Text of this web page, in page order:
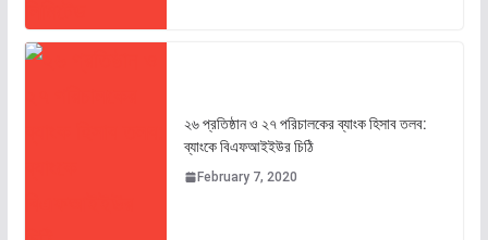
২৬ প্রতিষ্ঠান ও ২৭ পরিচালকের ব্যাংক হিসাব তলব:
ব্যাংকে বিএফআইইউর চিঠি
February 7, 2020